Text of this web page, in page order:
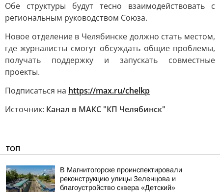
Обе структуры будут тесно взаимодействовать с
региональным руководством Союза.
Новое отделение в Челябинске должно стать местом,
где журналисты смогут обсуждать общие проблемы,
получать поддержку и запускать совместные
проекты.
Подписаться на https://max.ru/chelkp
Источник: Канал в МАКС "КП Челябинск"
ТОП
В Магнитогорске проинспектировали
реконструкцию улицы Зеленцова и
благоустройство сквера «Детский»